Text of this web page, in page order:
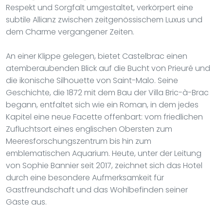
Respekt und Sorgfalt umgestaltet, verkörpert eine
subtile Allianz zwischen zeitgenössischem Luxus und
dem Charme vergangener Zeiten.
An einer Klippe gelegen, bietet Castelbrac einen
atemberaubenden Blick auf die Bucht von Prieuré und
die ikonische Silhouette von Saint-Malo. Seine
Geschichte, die 1872 mit dem Bau der Villa Bric-à-Brac
begann, entfaltet sich wie ein Roman, in dem jedes
Kapitel eine neue Facette offenbart: vom friedlichen
Zufluchtsort eines englischen Obersten zum
Meeresforschungszentrum bis hin zum
emblematischen Aquarium. Heute, unter der Leitung
von Sophie Bannier seit 2017, zeichnet sich das Hotel
durch eine besondere Aufmerksamkeit für
Gastfreundschaft und das Wohlbefinden seiner
Gäste aus.